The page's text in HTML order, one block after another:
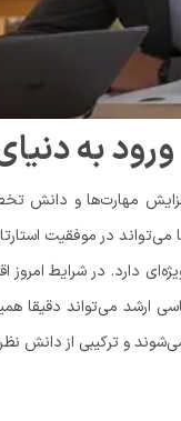
به
افزایش مهارت‌ها و
می‌تواند در موفقیت
دارد. در شرایط
ارشد می‌تواند دقیقا
می‌شوند و ترکیبی از